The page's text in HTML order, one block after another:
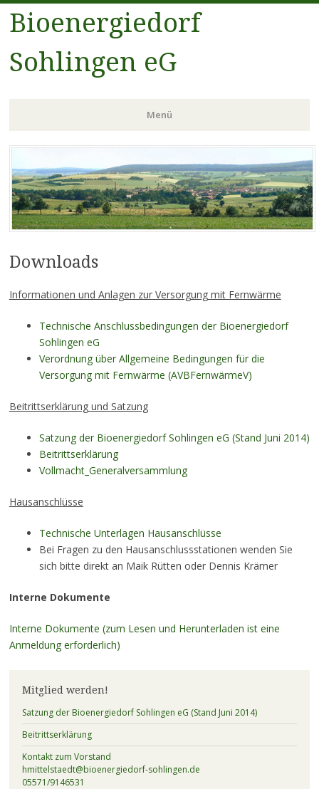
Bioenergiedorf
Sohlingen eG
Menü
Zum
Inhalt
springen
Downloads
Informationen und Anlagen zur Versorgung mit Fernwärme
Technische Anschlussbedingungen der Bioenergiedorf
Sohlingen eG
Verordnung über Allgemeine Bedingungen für die
Versorgung mit Fernwärme (AVBFernwärmeV)
Beitrittserklärung und Satzung
Satzung der Bioenergiedorf Sohlingen eG (Stand Juni 2014)
Beitrittserklärung
Vollmacht_Generalversammlung
Hausanschlüsse
Technische Unterlagen Hausanschlüsse
Bei Fragen zu den Hausanschlussstationen wenden Sie
sich bitte direkt an Maik Rütten oder Dennis Krämer
Interne Dokumente
Interne Dokumente (zum Lesen und Herunterladen ist eine
Anmeldung erforderlich)
Mitglied werden!
Satzung der Bioenergiedorf Sohlingen eG (Stand Juni 2014)
Beitrittserklärung
Kontakt zum Vorstand
hmittelstaedt@bioenergiedorf-sohlingen.de
05571/9146531